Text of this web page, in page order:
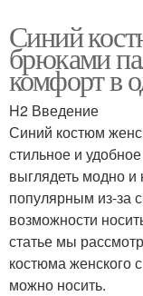
Синий
брюками
комфорт в
H2 Введение
Синий костюм
стильное и
выглядеть модно
популярным из-за
возможности
статье мы
костюма женского
можно носить.